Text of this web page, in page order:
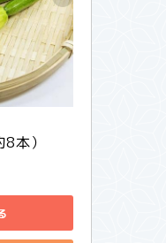
本）